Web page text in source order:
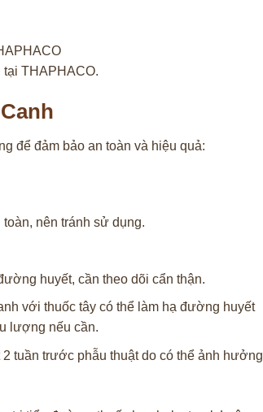
THAPHACO.
để đảm bảo an toàn và hiệu quả:
nên tránh sử dụng.
huyết, cần theo dõi cẩn thận.
với thuốc tây có thể làm hạ đường huyết
lượng nếu cần.
tuần trước phẫu thuật do có thể ảnh hưởng